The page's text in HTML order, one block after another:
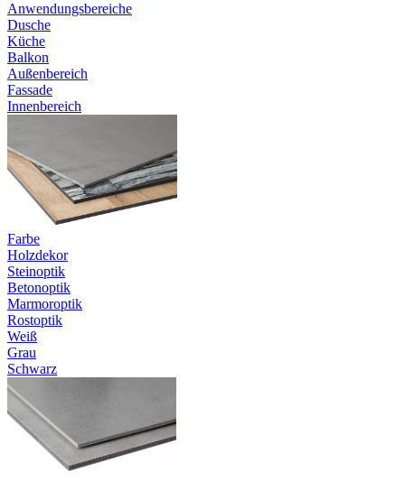
Anwendungsbereiche
Dusche
Küche
Balkon
Außenbereich
Fassade
Innenbereich
Farbe
Holzdekor
Steinoptik
Betonoptik
Marmoroptik
Rostoptik
Weiß
Grau
Schwarz